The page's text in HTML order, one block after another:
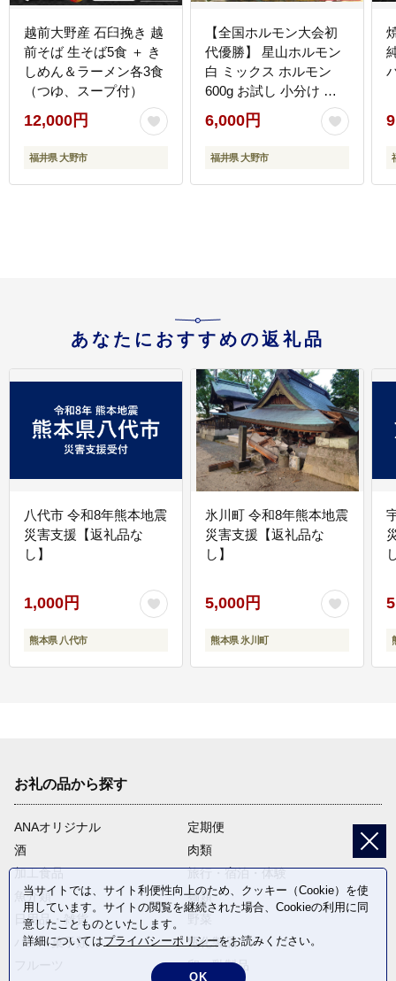
越前大野産 石臼挽き 越
前そば 生そば5食 ＋ き
しめん＆ラーメン各3食
（つゆ、スープ付）
12,000円
福井県 大野市
【全国ホルモン大会初
代優勝】 星山ホルモン
白 ミックス ホルモン
600g お試し 小分け 食
べ比べ セット（各
300g・たれ付）【行列
のできるお店】
6,000円
福井県 大野市
あなたにおすすめの返礼品
八代市 令和8年熊本地震
災害支援【返礼品な
し】
1,000円
熊本県 八代市
氷川町 令和8年熊本地震
災害支援【返礼品な
し】
5,000円
熊本県 氷川町
お礼の品から探す
ANAオリジナル
定期便
酒
肉類
加工食品
旅行・宿泊・体験
魚介類
麺類
日用品・雑貨
パン・菓子類
電化製品
卵・乳製品
当サイトでは、サイト利便性向上のため、クッキー（Cookie）を使
用しています。サイトの閲覧を継続された場合、Cookieの利用に同
意したことものといたします。
詳細についてはプライバシーポリシーをお読みください。
OK